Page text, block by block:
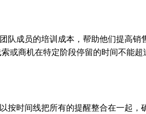
队成员的培训成本，帮助他们提高销
或商机在特定阶段停留的时间不能
按时间线把所有的提醒整合在一起，